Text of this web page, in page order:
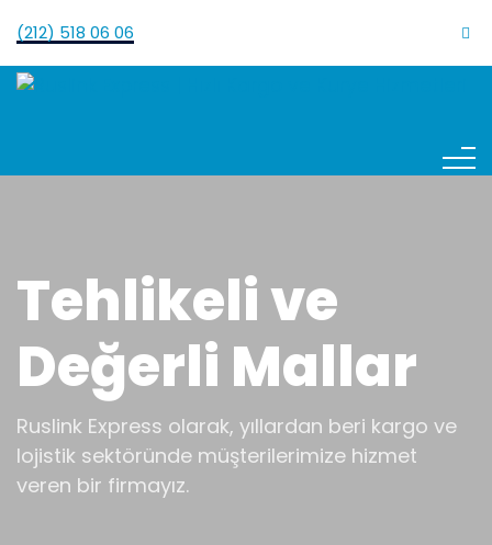
(212) 518 06 06
Tehlikeli ve
Değerli Mallar
Ruslink Express olarak, yıllardan beri kargo ve
lojistik sektöründe müşterilerimize hizmet
veren bir firmayız.